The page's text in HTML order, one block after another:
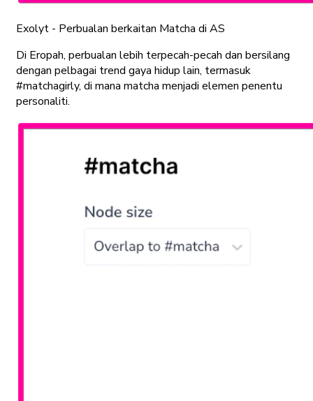
Exolyt - Perbualan berkaitan Matcha di AS
Di Eropah, perbualan lebih terpecah-pecah dan bersilang
dengan pelbagai trend gaya hidup lain, termasuk
#matchagirly, di mana matcha menjadi elemen penentu
personaliti.